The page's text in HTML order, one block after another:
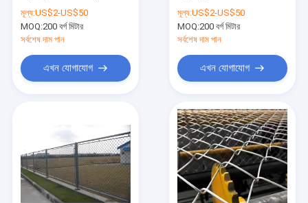
মূল্য:US$2-US$50
MOQ:200 বর্গ মিটার
সর্বশেষ দাম পান
এখন যোগাযোগ
মূল্য:US$2-US$50
MOQ:200 বর্গ মিটার
সর্বশেষ দাম পান
এখন যোগাযোগ